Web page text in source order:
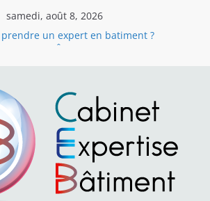
samedi, août 8, 2026
un expert en batiment ?
indépendant pour résoudre les
a reception